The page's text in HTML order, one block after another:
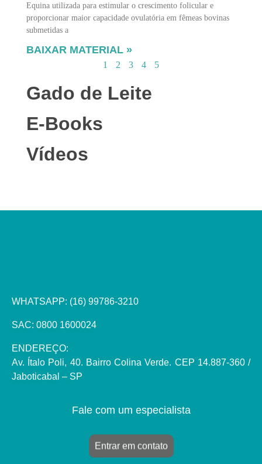
Equina utilizada para estimular o crescimento folicular e
proporcionar maior capacidade ovulatória em fêmeas bovinas
submetidas a
BAIXAR MATERIAL »
1 2 3 4 5
Gado de Leite
E-Books
Vídeos
WHATSAPP: (16) 99786-3210
SAC: 0800 1600024
ENDEREÇO:
Av. Ítalo Poli, 40. Bairro Colina Verde. CEP 14.887-360 /
Jaboticabal – SP
Fale com um especialista
Entrar em contato